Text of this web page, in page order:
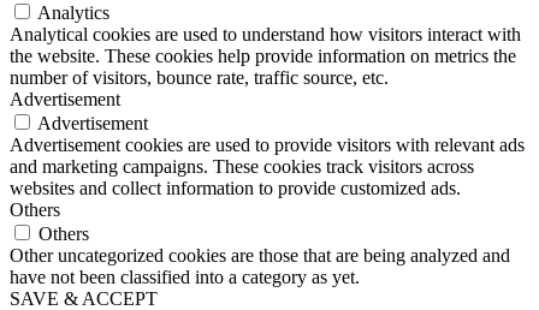
Analytics
Analytical cookies are used to understand how visitors interact with
the website. These cookies help provide information on metrics the
number of visitors, bounce rate, traffic source, etc.
Advertisement
Advertisement
Advertisement cookies are used to provide visitors with relevant ads
and marketing campaigns. These cookies track visitors across
websites and collect information to provide customized ads.
Others
Others
Other uncategorized cookies are those that are being analyzed and
have not been classified into a category as yet.
SAVE & ACCEPT